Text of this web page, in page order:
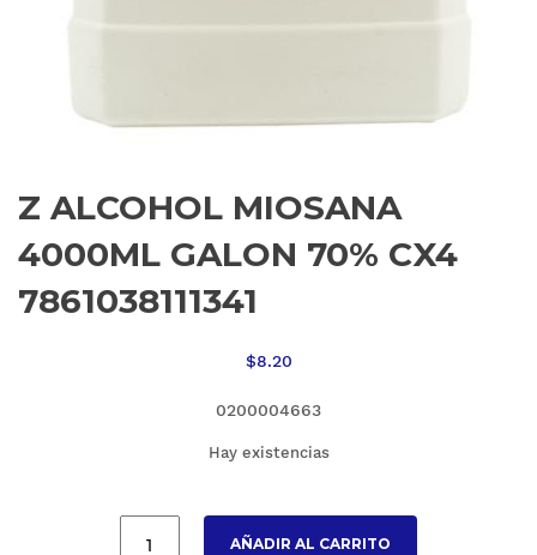
Z ALCOHOL MIOSANA
4000ML GALON 70% CX4
7861038111341
$8.20
0200004663
Hay existencias
AÑADIR AL CARRITO